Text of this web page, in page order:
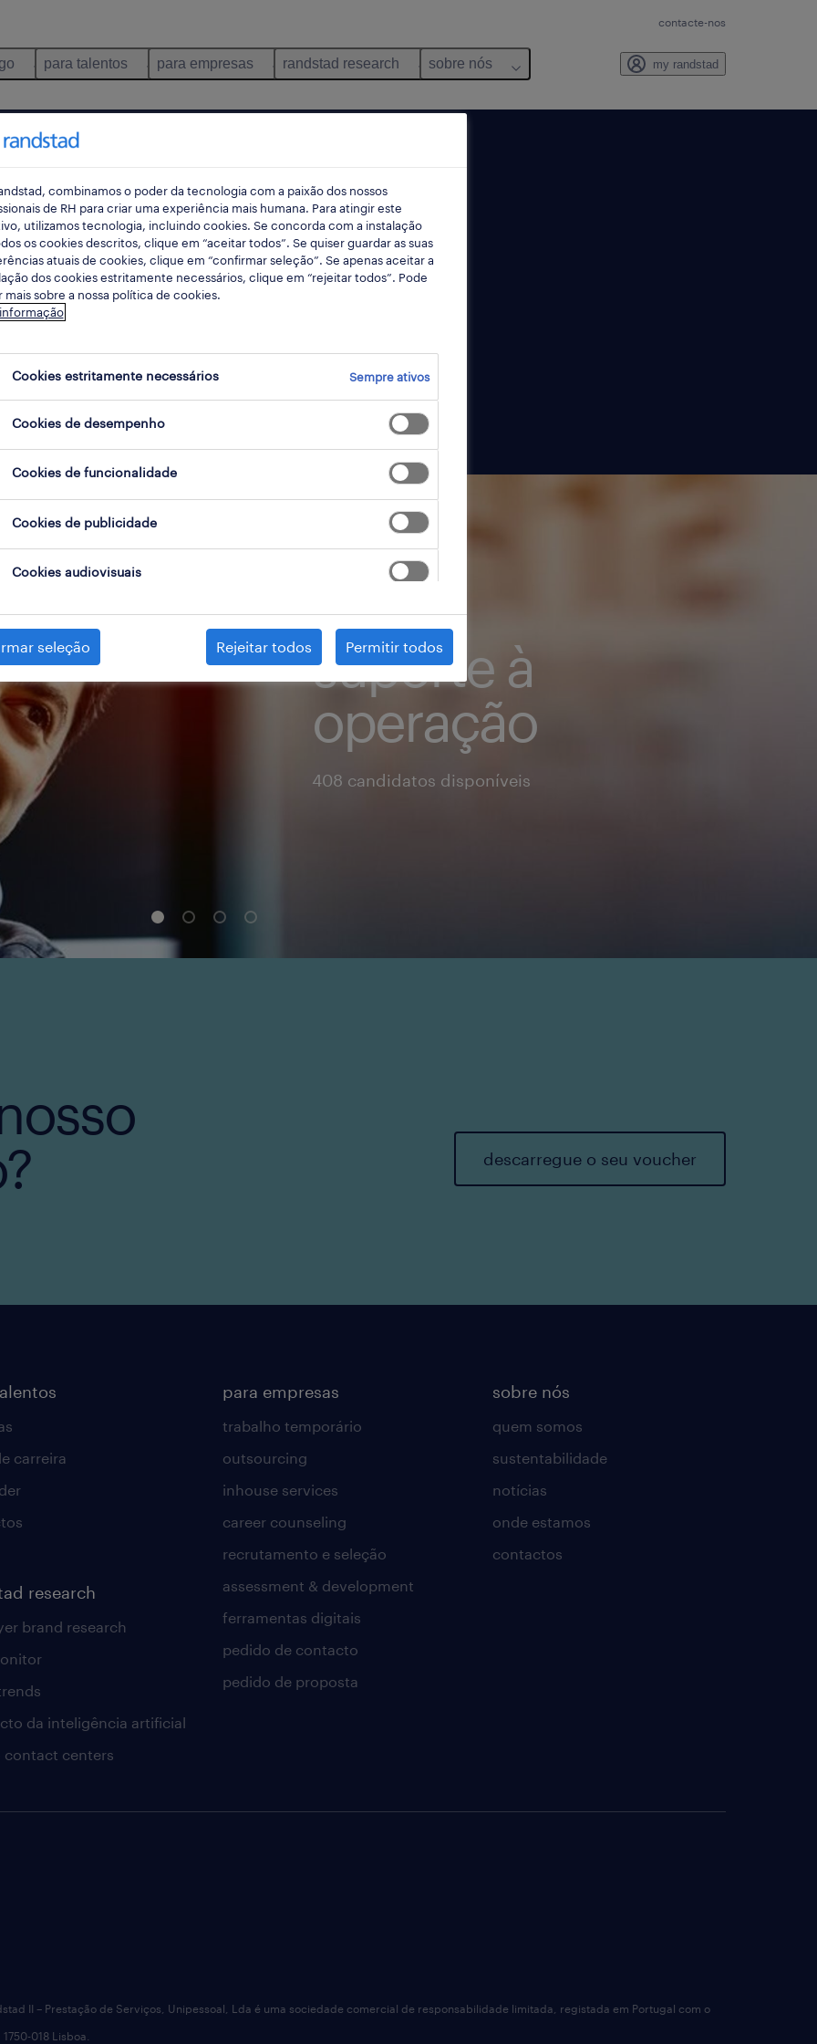
contacte-nos
para talentos para empresas randstad research sobre nós my randstad
suporte à
operação
408 candidatos disponíveis
descarregue o seu voucher
carreira
research
brand research
da inteligência artificial
contact centers
para empresas
trabalho temporário
outsourcing
inhouse services
career counseling
recrutamento e seleção
assessment & development
ferramentas digitais
pedido de contacto
pedido de proposta
sobre nós
quem somos
sustentabilidade
notícias
onde estamos
contactos
II – Prestação de Serviços, Unipessoal, Lda é uma sociedade comercial de responsabilidade limitada, registada em Portugal com o
018 Lisboa.
combinamos o poder da tecnologia com a paixão dos nossos
de RH para criar uma experiência mais humana. Para atingir este
utilizamos tecnologia, incluindo cookies. Se concorda com a instalação
os cookies descritos, clique em “aceitar todos”. Se quiser guardar as suas
atuais de cookies, clique em “confirmar seleção”. Se apenas aceitar a
dos cookies estritamente necessários, clique em “rejeitar todos”. Pode
mais sobre a nossa política de cookies.
Cookies estritamente necessários Sempre ativos
Cookies de desempenho
Cookies de funcionalidade
Cookies de publicidade
Cookies audiovisuais
seleção Rejeitar todos Permitir todos